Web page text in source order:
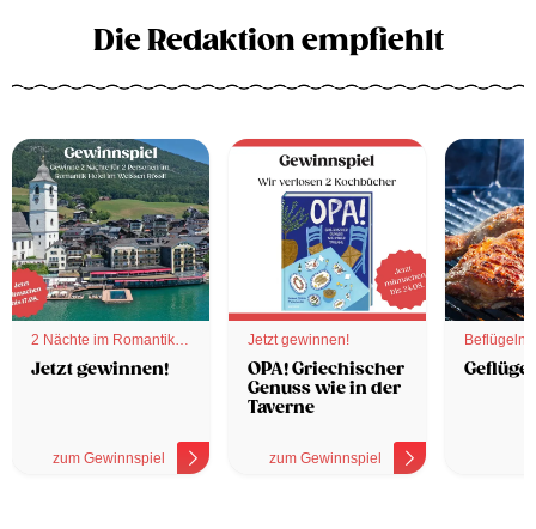
Die Redaktion empfiehlt
2 Nächte im Romantik
Hotel
Jetzt gewinnen!
zum Gewinnspiel
Jetzt gewinnen!
OPA! Griechischer
Genuss wie in der
Taverne
zum Gewinnspiel